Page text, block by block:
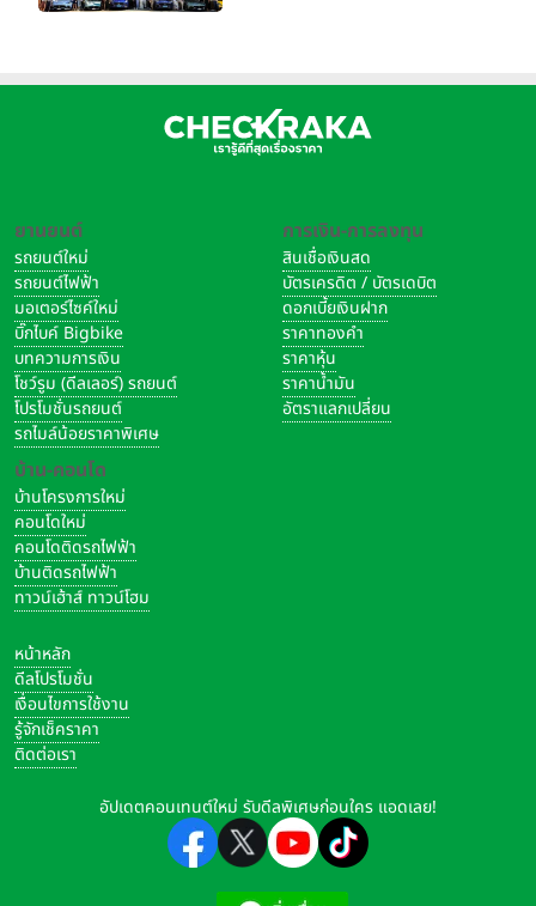
ยานยนต์
รถยนต์ใหม่
รถยนต์ไฟฟ้า
มอเตอร์ไซค์ใหม่
บิ๊กไบค์ Bigbike
บทความการเงิน
โชว์รูม (ดีลเลอร์) รถยนต์
โปรโมชั่นรถยนต์
รถไมล์น้อยราคาพิเศษ
บ้าน-คอนโด
บ้านโครงการใหม่
คอนโดใหม่
คอนโดติดรถไฟฟ้า
บ้านติดรถไฟฟ้า
ทาวน์เฮ้าส์ ทาวน์โฮม
การเงิน-การลงทุน
สินเชื่อเงินสด
บัตรเครดิต / บัตรเดบิต
ดอกเบี้ยเงินฝาก
ราคาทองคำ
ราคาหุ้น
ราคาน้ำมัน
อัตราแลกเปลี่ยน
หน้าหลัก
ดีลโปรโมชั่น
เงื่อนไขการใช้งาน
รู้จักเช็คราคา
ติดต่อเรา
อัปเดตคอนเทนต์ใหม่ รับดีลพิเศษก่อนใคร แอดเลย!